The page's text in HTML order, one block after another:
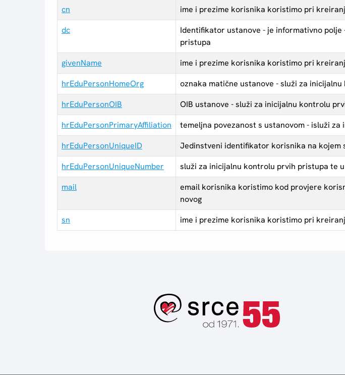
cn
ime i prezime korisnika koristimo pri
dc
Identifikator ustanove - je informativno
pristupa
givenName
ime i prezime korisnika koristimo pri
hrEduPersonHomeOrg
oznaka matične ustanove - služi za
hrEduPersonOIB
OIB ustanove - služi za inicijalnu kontrolu
hrEduPersonPrimaryAffiliation
temeljna povezanost s ustanovom - isluži
hrEduPersonUniqueID
Jedinstveni identifikator korisnika na kojem
hrEduPersonUniqueNumber
služi za inicijalnu kontrolu prvih pristupa te
mail
email korisnika koristimo kod provjere
novog
sn
ime i prezime korisnika koristimo pri